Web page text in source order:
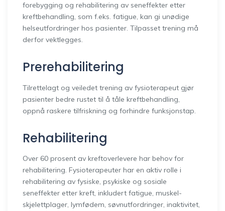
forebygging og rehabilitering av seneffekter etter
kreftbehandling, som f.eks. fatigue, kan gi unødige
helseutfordringer hos pasienter. Tilpasset trening må
derfor vektlegges.
Prerehabilitering
Tilrettelagt og veiledet trening av fysioterapeut gjør
pasienter bedre rustet til å tåle kreftbehandling,
oppnå raskere tilfriskning og forhindre funksjonstap.
Rehabilitering
Over 60 prosent av kreftoverlevere har behov for
rehabilitering. Fysioterapeuter har en aktiv rolle i
rehabilitering av fysiske, psykiske og sosiale
seneffekter etter kreft, inkludert fatigue, muskel-
skjelettplager, lymfødem, søvnutfordringer, inaktivitet,